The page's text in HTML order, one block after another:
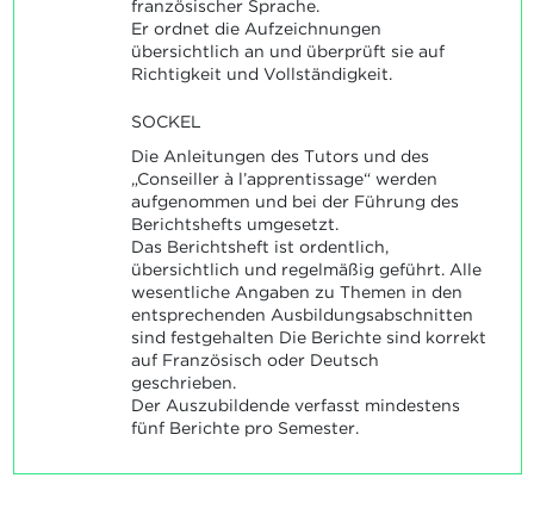
französischer Sprache.
Er ordnet die Aufzeichnungen
übersichtlich an und überprüft sie auf
Richtigkeit und Vollständigkeit.
SOCKEL
Die Anleitungen des Tutors und des
„Conseiller à l’apprentissage“ werden
aufgenommen und bei der Führung des
Berichtshefts umgesetzt.
Das Berichtsheft ist ordentlich,
übersichtlich und regelmäßig geführt. Alle
wesentliche Angaben zu Themen in den
entsprechenden Ausbildungsabschnitten
sind festgehalten Die Berichte sind korrekt
auf Französisch oder Deutsch
geschrieben.
Der Auszubildende verfasst mindestens
fünf Berichte pro Semester.